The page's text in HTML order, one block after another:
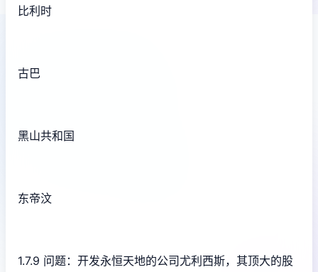
比利时
古巴
黑山共和国
东帝汶
1.7.9 问题：开发永恒天地的公司尤利西斯，其顶大的股